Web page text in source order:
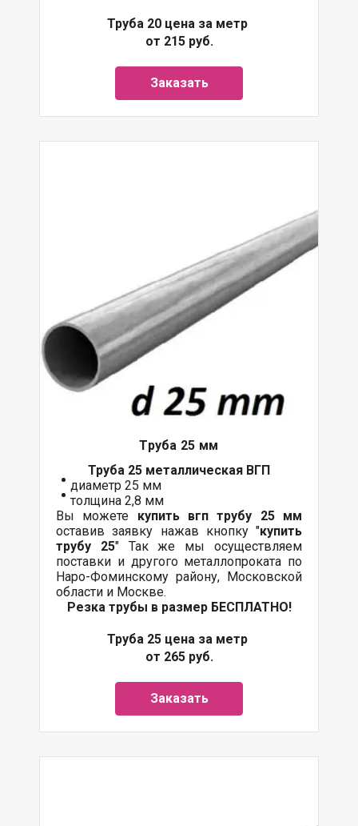
Труба 20 цена за метр
от 215 руб.
Заказать
Труба 25 мм
Труба 25 металлическая ВГП
диаметр 25 мм
толщина 2,8 мм
Вы можете
купить вгп трубу 25 мм
оставив заявку нажав кнопку "купить
трубу 25" Так же мы осуществляем
поставки и другого металлопроката по
Наро-Фоминскому району, Московской
области и Москве.
Резка трубы в размер БЕСПЛАТНО!
Труба 25 цена за метр
от 265 руб.
Заказать